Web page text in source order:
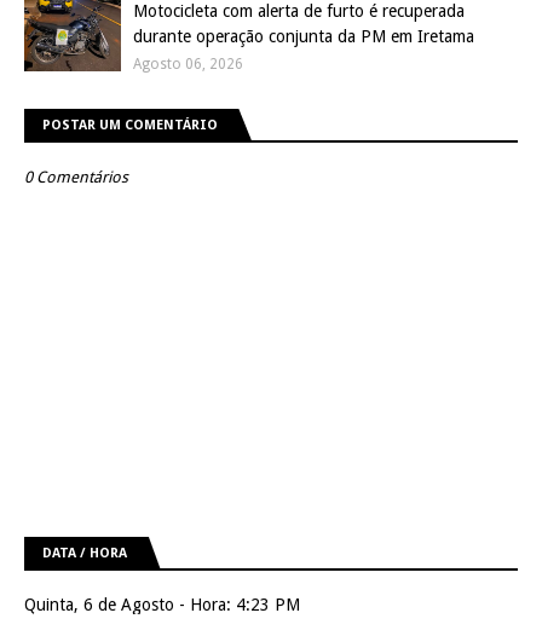
Motocicleta com alerta de furto é recuperada
durante operação conjunta da PM em Iretama
Agosto 06, 2026
POSTAR UM COMENTÁRIO
0 Comentários
DATA / HORA
Quinta, 6 de Agosto - Hora: 4:23 PM